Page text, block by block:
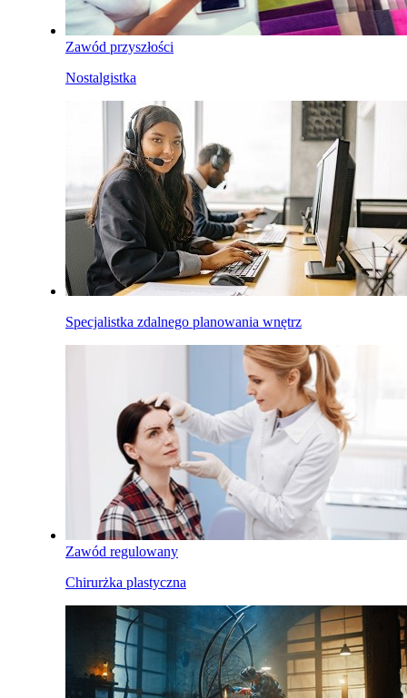
Zawód przyszłości
Nostalgistka
Specjalistka zdalnego planowania wnętrz
Zawód regulowany
Chirurżka plastyczna